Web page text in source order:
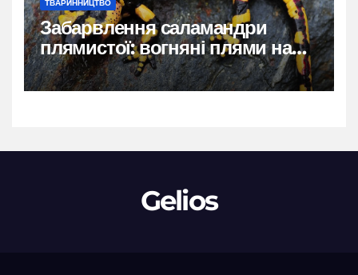
ТВАРИННИЦТВО
Забарвлення саламандри
плямистої: вогняні плями на
чорному тлі
Gelios